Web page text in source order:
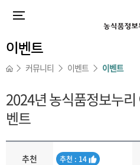
이벤트
커뮤니티 이벤트 이벤트
2024년 농식품정보누
벤트
추천
추
추천 : 14